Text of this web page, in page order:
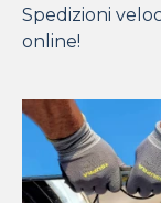
Spedizioni
online!